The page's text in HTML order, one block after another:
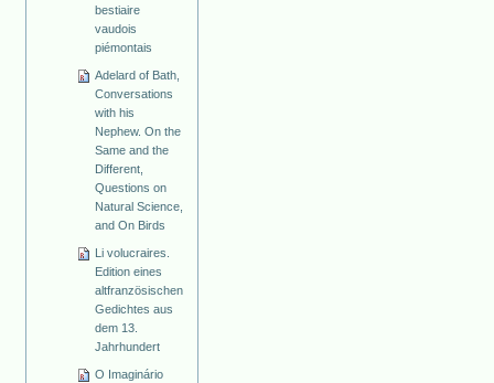
bestiaire
vaudois
piémontais
Adelard of Bath,
Conversations
with his
Nephew. On the
Same and the
Different,
Questions on
Natural Science,
and On Birds
Li volucraires.
Edition eines
altfranzösischen
Gedichtes aus
dem 13.
Jahrhundert
O Imaginário